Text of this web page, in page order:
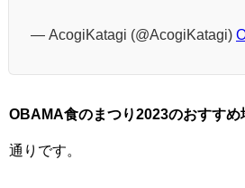
— AcogiKatagi (@AcogiKatagi)
OBAMA食のまつり2023のおすすめ
通りです。